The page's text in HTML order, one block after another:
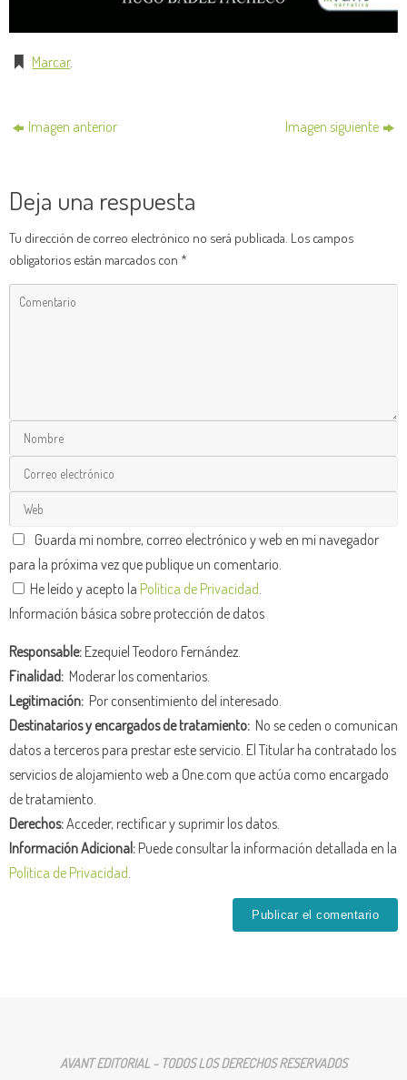
Marcar.
Imagen anterior Imagen siguiente
Deja una respuesta
Tu dirección de correo electrónico no será publicada. Los campos
obligatorios están marcados con *
Guarda mi nombre, correo electrónico y web en mi navegador
para la próxima vez que publique un comentario.
He leído y acepto la Política de Privacidad
Información básica sobre protección de datos
Responsable:Ezequiel Teodoro Fernández.
Finalidad: Moderar los comentarios.
Legitimación: Por consentimiento del interesado.
Destinatarios y encargados de tratamiento: No se ceden o comunican
datos a terceros para prestar este servicio. El Titular ha contratado los
servicios de alojamiento web a One.com que actúa como encargado
de tratamiento.
Derechos:Acceder, rectificar y suprimir los datos.
Información Adicional:Puede consultar la información detallada en la
Política de Privacidad
AVANT EDITORIAL - TODOS LOS DERECHOS RESERVADOS